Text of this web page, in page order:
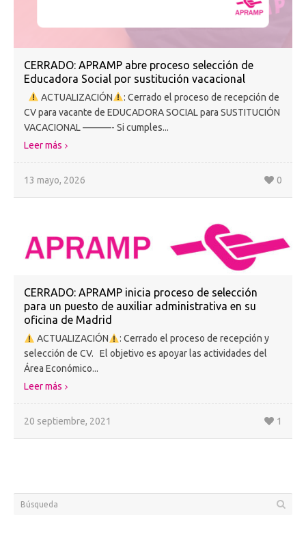
CERRADO: APRAMP abre proceso selección de
Educadora Social por sustitución vacacional
ACTUALIZACIÓN
: Cerrado el proceso de recepción de
CV para vacante de EDUCADORA SOCIAL para SUSTITUCIÓN
VACACIONAL ———- Si cumples...
Leer más
13 mayo, 2026 0
CERRADO: APRAMP inicia proceso de selección
para un puesto de auxiliar administrativa en su
oficina de Madrid
ACTUALIZACIÓN
: Cerrado el proceso de recepción y
selección de CV. El objetivo es apoyar las actividades del
Área Económico...
Leer más
20 septiembre, 2021 1